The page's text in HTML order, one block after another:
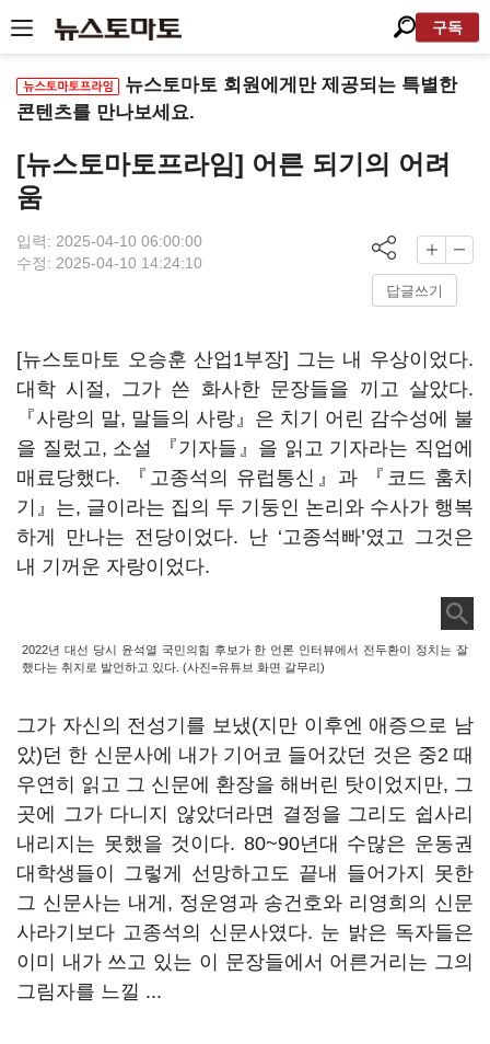
구독
뉴스토마토 회원에게만 제공되는 특별한
콘텐츠를 만나보세요.
[뉴스토마토프라임] 어른 되기의 어려
움
입력: 2025-04-10 06:00:00
수정: 2025-04-10 14:24:10
답글쓰기
[뉴스토마토 오승훈 산업1부장] 그는 내 우상이었다.
대학 시절, 그가 쓴 화사한 문장들을 끼고 살았다.
『사랑의 말, 말들의 사랑』은 치기 어린 감수성에 불
을 질렀고, 소설 『기자들』을 읽고 기자라는 직업에
매료당했다. 『고종석의 유럽통신』과 『코드 훔치
기』는, 글이라는 집의 두 기둥인 논리와 수사가 행복
하게 만나는 전당이었다. 난 ‘고종석빠’였고 그것은
내 기꺼운 자랑이었다.
2022년 대선 당시 윤석열 국민의힘 후보가 한 언론 인터뷰에서 전두환이 정치는 잘
했다는 취지로 발언하고 있다. (사진=유튜브 화면 갈무리)
그가 자신의 전성기를 보냈(지만 이후엔 애증으로 남
았)던 한 신문사에 내가 기어코 들어갔던 것은 중2 때
우연히 읽고 그 신문에 환장을 해버린 탓이었지만, 그
곳에 그가 다니지 않았더라면 결정을 그리도 쉽사리
내리지는 못했을 것이다. 80~90년대 수많은 운동권
대학생들이 그렇게 선망하고도 끝내 들어가지 못한
그 신문사는 내게, 정운영과 송건호와 리영희의 신문
사라기보다 고종석의 신문사였다. 눈 밝은 독자들은
이미 내가 쓰고 있는 이 문장들에서 어른거리는 그의
그림자를 느낄 ...